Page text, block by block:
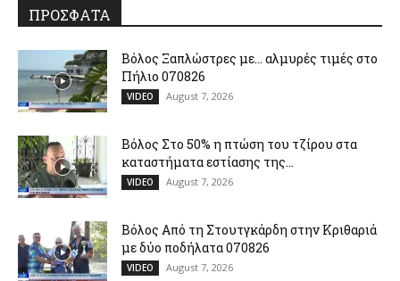
ΠΡΟΣΦΑΤΑ
Βόλος Ξαπλώστρες με… αλμυρές τιμές στο
Πήλιο 070826
VIDEO August 7, 2026
Βόλος Στο 50% η πτώση του τζίρου στα
καταστήματα εστίασης της...
VIDEO August 7, 2026
Βόλος Από τη Στουτγκάρδη στην Κριθαριά
με δύο ποδήλατα 070826
VIDEO August 7, 2026